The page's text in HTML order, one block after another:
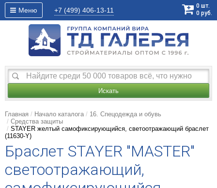
Меню +7 (499) 406-13-11
0 шт.
0 руб.
Искать
Главная Начало каталога
16. Спецодежда и обувь
Средства защиты
STAYER желтый самофиксирующийся, светоотражающий браслет
(11630-Y)
Браслет STAYER "MASTER"
светоотражающий,